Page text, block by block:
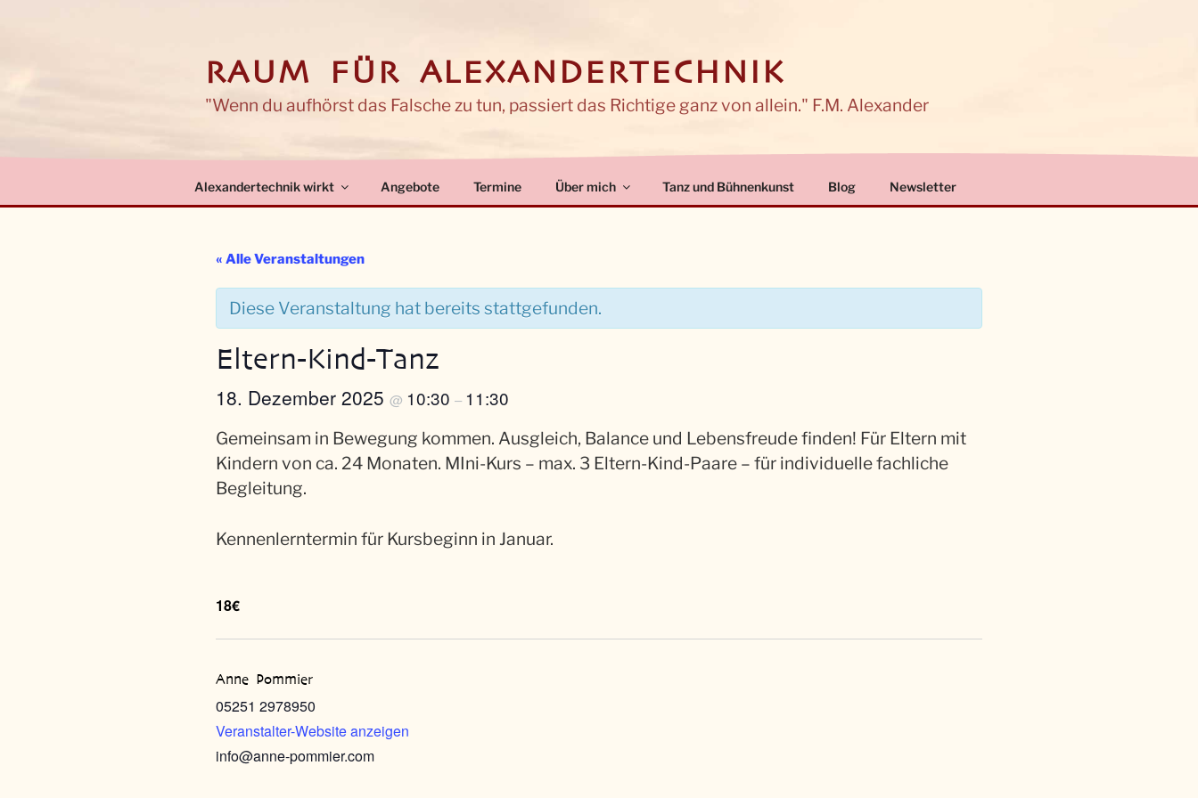
RAUM FÜR ALEXANDERTECHNIK
"Wenn du aufhörst das Falsche zu tun, passiert das Richtige ganz von allein." F.M. Alexander
Alexandertechnik wirkt Angebote Termine Über mich Tanz und Bühnenkunst Blog Newsletter
« Alle Veranstaltungen
Diese Veranstaltung hat bereits stattgefunden.
Eltern-Kind-Tanz
18. Dezember 2025 @ 10:30 – 11:30
Gemeinsam in Bewegung kommen. Ausgleich, Balance und Lebensfreude finden! Für Eltern mit
Kindern von ca. 24 Monaten. MIni-Kurs – max. 3 Eltern-Kind-Paare – für individuelle fachliche
Begleitung.
Kennenlerntermin für Kursbeginn in Januar.
18€
Anne Pommier
05251 2978950
Veranstalter-Website anzeigen
info@anne-pommier.com